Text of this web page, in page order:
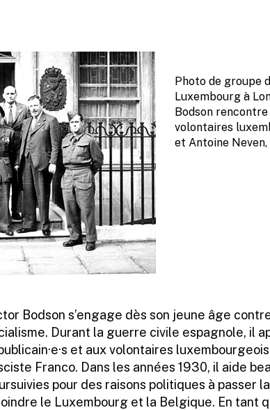
Photo de groupe
Luxembourg à
Bodson
volontaires
et Antoine Neven,
Bodson s’engage dès son jeune âge
Durant la guerre civile espagnole, il
et aux volontaires
Franco. Dans les années 1930, il aide
pour des raisons politiques à passer
le Luxembourg et la Belgique. En tant